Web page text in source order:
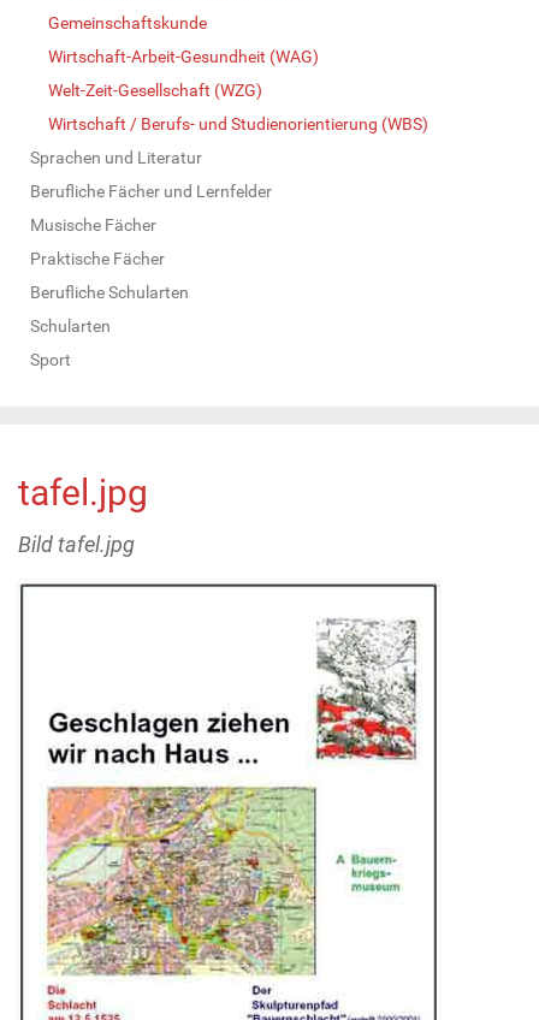
Gemeinschaftskunde
Wirtschaft-Arbeit-Gesundheit (WAG)
Welt-Zeit-Gesellschaft (WZG)
Wirtschaft / Berufs- und Studienorientierung (WBS)
Sprachen und Literatur
Berufliche Fächer und Lernfelder
Musische Fächer
Praktische Fächer
Berufliche Schularten
Schularten
Sport
tafel.jpg
Bild tafel.jpg